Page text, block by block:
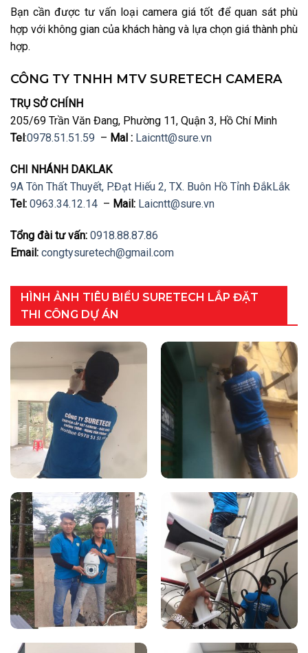
Bạn cần được tư vấn loại camera giá tốt để quan sát phù
hợp với không gian của khách hàng và lựa chọn giá thành phù
hợp.
CÔNG TY TNHH MTV SURETECH CAMERA
TRỤ SỞ CHÍNH
205/69 Trần Văn Đang, Phường 11, Quận 3, Hồ Chí Minh
Tel :0978.51.51.59 – Mal : Laicntt@sure.vn
CHI NHÁNH DAKLAK
9A Tôn Thất Thuyết, P.Đạt Hiếu 2, TX. Buôn Hồ Tỉnh ĐắkLắk
Tel: 0963.34.12.14 – Mail: Laicntt@sure.vn
Tổng đài tư vấn: 0918.88.87.86
Email: congtysuretech@gmail.com
HÌNH ẢNH TIÊU BIỂU SURETECH LẮP ĐẶT
THI CÔNG DỰ ÁN